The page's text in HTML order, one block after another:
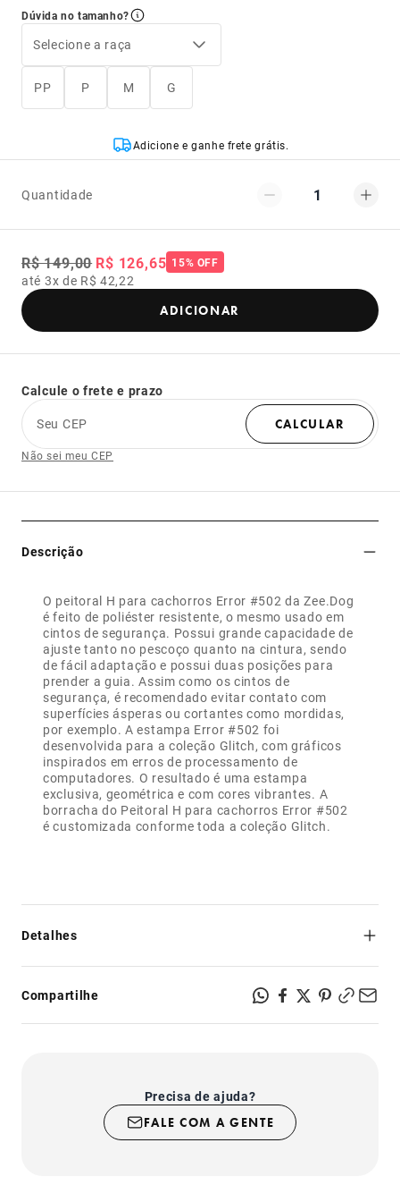
Dúvida no tamanho?
Selecione a raça
PP P M G
Adicione e ganhe frete grátis.
Quantidade 1
R$ 149,00 R$ 126,65 15% OFF
até 3x de R$ 42,22
ADICIONAR
Calcule o frete e prazo
Seu CEP
CALCULAR
Não sei meu CEP
Descrição
O peitoral H para cachorros Error #502 da Zee.Dog
é feito de poliéster resistente, o mesmo usado em
cintos de segurança. Possui grande capacidade de
ajuste tanto no pescoço quanto na cintura, sendo
de fácil adaptação e possui duas posições para
prender a guia. Assim como os cintos de
segurança, é recomendado evitar contato com
superfícies ásperas ou cortantes como mordidas,
por exemplo. A estampa Error #502 foi
desenvolvida para a coleção Glitch, com gráficos
inspirados em erros de processamento de
computadores. O resultado é uma estampa
exclusiva, geométrica e com cores vibrantes. A
borracha do Peitoral H para cachorros Error #502
é customizada conforme toda a coleção Glitch.
Detalhes
material dos cintos de segurança;
- Regulável no pescoço e na cintura;
- Possui dois pontos para prender a guia: na altura do
Compartilhe
Precisa de ajuda?
FALE COM A GENTE